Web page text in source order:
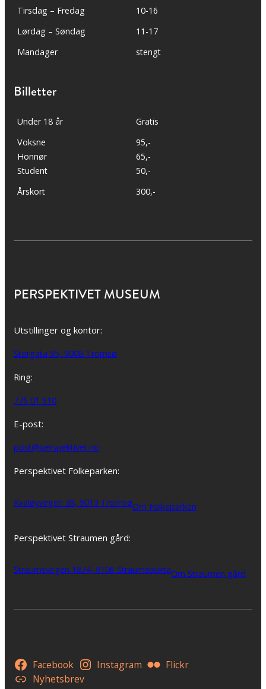
Tirsdag – Fredag
10-16
Lørdag – Søndag
11-17
Mandager
stengt
Billetter
Under 18 år
Gratis
Voksne
Honnør
Student
95,-
65,-
50,-
Årskort
300,-
PERSPEKTIVET MUSEUM
Utstillinger og kontor:
Storgata 95, 9008 Tromsø
Ring:
776 01 910
E-post:
post@perspektivet.no
Perspektivet Folkeparken:
Kvaløyvegen 38, 9013 TromsøOm Folkeparken
Perspektivet Straumen gård:
Straumsvegen 1874, 9106 StraumsbuktaOm Straumen gård
Facebook Instagram
Flickr
Nyhetsbrev